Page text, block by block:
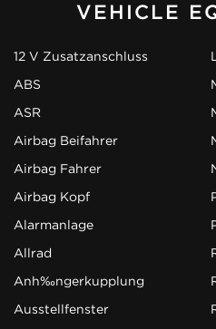
VEHICLE
12 V Zusatzanschluss
ABS
ASR
Airbag Beifahrer
Airbag Fahrer
Airbag Kopf
Alarmanlage
Allrad
Anhängerkupplung
Ausstellfenster